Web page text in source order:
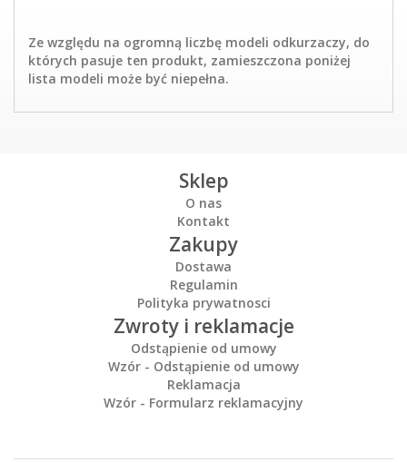
Ze względu na ogromną liczbę modeli odkurzaczy, do
których pasuje ten produkt, zamieszczona poniżej
lista modeli może być niepełna.
Sklep
O nas
Kontakt
Zakupy
Dostawa
Regulamin
Polityka prywatnosci
Zwroty i reklamacje
Odstąpienie od umowy
Wzór - Odstąpienie od umowy
Reklamacja
Wzór - Formularz reklamacyjny